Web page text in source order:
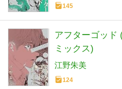
145
アフターゴッド
ミックス)
江野朱美
124